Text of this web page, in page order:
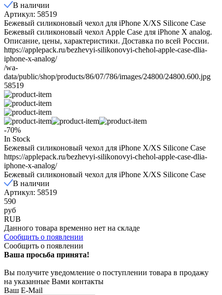
В наличии
Артикул: 58519
Бежевый силиконовый чехол для iPhone X/XS Silicone Case
Бежевый силиконовый чехол Apple Case для iPhone X analog.
Описание, цены, характеристики. Доставка по всей России.
https://applepack.ru/bezhevyi-silikonovyi-chehol-apple-case-dlia-
iphone-x-analog/
/wa-
data/public/shop/products/86/07/786/images/24800/24800.600.jpg
58519
-70%
In Stock
Бежевый силиконовый чехол для iPhone X/XS Silicone Case
https://applepack.ru/bezhevyi-silikonovyi-chehol-apple-case-dlia-
iphone-x-analog/
Бежевый силиконовый чехол для iPhone X/XS Silicone Case
В наличии
Артикул: 58519
590
руб
RUB
Данного товара временно нет на складе
Сообщить о появлении
Сообщить о появлении
Ваша просьба принята!
Вы получите уведомление о поступлении товара в продажу
на указанные Вами контакты
Ваш E-Mail